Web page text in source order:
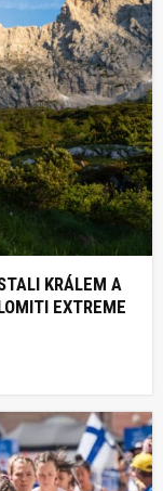
KRÁLEM A
EXTREME